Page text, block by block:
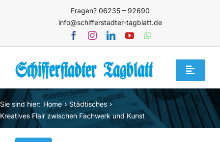
Fragen? 06235 – 92690
info@schifferstadter-tagblatt.de
Toggle
Home
Themen
Blog
Sie sind hier: Home
Städtisches
Kreatives Flair zwischen Fachwerk und Kunst